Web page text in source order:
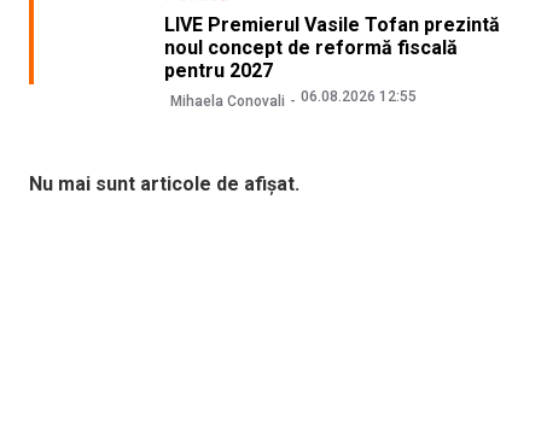
LIVE Premierul Vasile Tofan prezintă
noul concept de reformă fiscală
pentru 2027
Mihaela Conovali 06.08.2026 12:55
Nu mai sunt articole de afișat.